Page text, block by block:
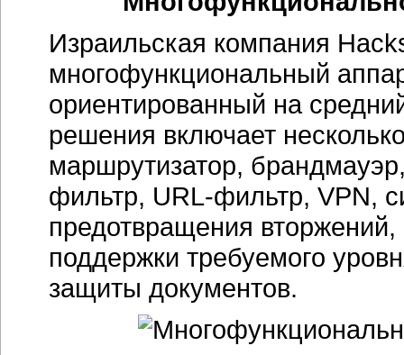
Израильская компания
многофункциональный
ориентированный на
решения включает
маршрутизатор,
фильтр, URL-фильтр, VPN,
предотвращения
поддержки требуемого
защиты документов.